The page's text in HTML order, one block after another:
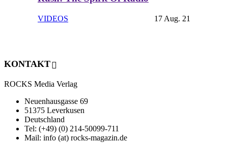
VIDEOS 17 Aug. 21
KONTAKT
ROCKS Media Verlag
Neuenhausgasse 69
51375 Leverkusen
Deutschland
Tel: (+49) (0) 214-50099-711
Mail: info (at) rocks-magazin.de